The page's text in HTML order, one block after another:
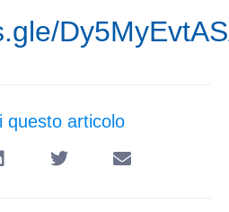
questo articolo